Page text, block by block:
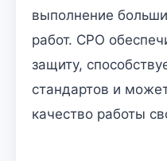
выполнение
работ. СРО
защиту,
стандартов и
качество работы